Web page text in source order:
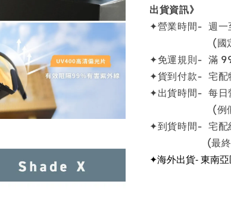
出貨資訊》
✦營業時間- 週一
(國定例
✦免運規則- 滿
✦貨到付款- 宅配
✦出貨時間- 每日
(例假日
✦到貨時間- 宅配
(最終依物
✦海外出貨- 東南